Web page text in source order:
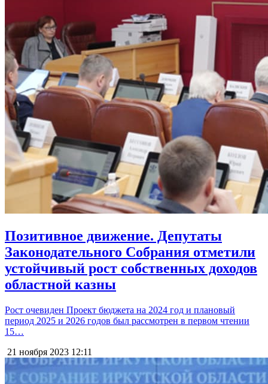
Позитивное движение. Депутаты
Законодательного Собрания отметили
устойчивый рост собственных доходов
областной казны
Рост очевиден Проект бюджета на 2024 год и плановый
период 2025 и 2026 годов был рассмотрен в первом чтении
15…
21 ноября 2023 12:11